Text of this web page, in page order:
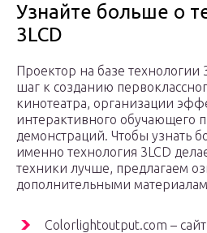
Узнайте больше о
3LCD
Проектор на базе
шаг к созданию
кинотеатра, организации
интерактивного обучающего
демонстраций. Чтобы узнать
именно технология 3LCD
техники лучше, предлагаем
дополнительными
Colorlightoutput.com –